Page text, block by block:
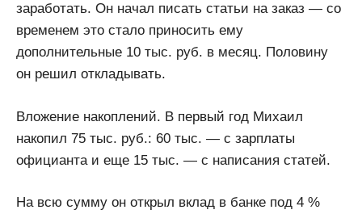
заработать. Он начал писать статьи на заказ — со
временем это стало приносить ему
дополнительные 10 тыс. руб. в месяц. Половину
он решил откладывать.
Вложение накоплений. В первый год Михаил
накопил 75 тыс. руб.: 60 тыс. — с зарплаты
официанта и еще 15 тыс. — с написания статей.
На всю сумму он открыл вклад в банке под 4 %